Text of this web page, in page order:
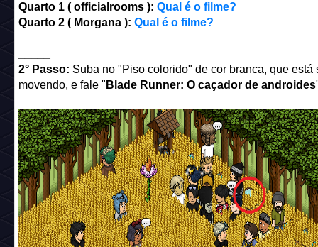
Quarto 1 ( officialrooms ): Qual é o filme?
Quarto 2 ( Morgana ): Qual é o filme?
2° Passo: Suba no "Piso colorido" de cor branca, que está
movendo, e fale " Blade Runner: O caçador de androides